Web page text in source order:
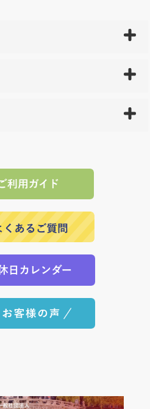
後）、 長崎県下全域に点在
の送料は、こちらの
全国送
様の元へ直送いたしますの
が必要になります。
どで不都合が生じている場合
。）
せんが、当協会までご注文
入金を確認した後で、商品を
次第の便にてお送りいたし
れている場合は、ご指定の日
ます。）